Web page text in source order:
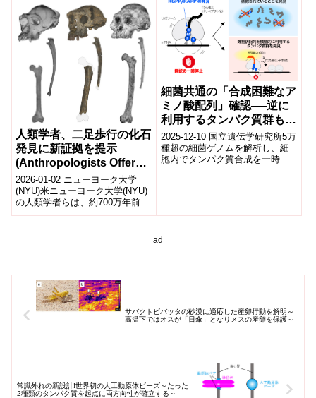
人類学者、二足歩行の化石
発見に新証拠を提示
(Anthropologists Offer
New Evidence of
Bipedalism in Long-
Debated Fossil
Discovery)
2026-01-02 ニューヨーク大学
(NYU)米ニューヨーク大学(NYU)
の人類学者らは、約700万年前の
初期人類候補 サヘラントロプ
細菌共通の「合成困難なア
ミノ酸配列」確認──逆に
利用するタンパク質群も発
見
2025-12-10 国立遺伝学研究所5万
種超の細菌ゲノムを解析し、細
胞内でタンパク質合成を一時停
ad
サバクトビバッタの砂漠に適応した産卵行動を解明～
高温下ではオスが「日傘」となりメスの産卵を保護～
常識外れの新設計!世界初の人工動原体ビーズ～たった
2種類のタンパク質を起点に両方向性が確立する～